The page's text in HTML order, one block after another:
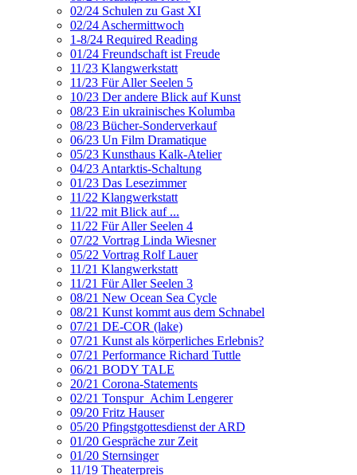
02/24 Schulen zu Gast XI
02/24 Aschermittwoch
1-8/24 Required Reading
01/24 Freundschaft ist Freude
11/23 Klangwerkstatt
11/23 Für Aller Seelen 5
10/23 Der andere Blick auf Kunst
08/23 Ein ukrainisches Kolumba
08/23 Bücher-Sonderverkauf
06/23 Un Film Dramatique
05/23 Kunsthaus Kalk-Atelier
04/23 Antarktis-Schaltung
01/23 Das Lesezimmer
11/22 Klangwerkstatt
11/22 mit Blick auf ...
11/22 Für Aller Seelen 4
07/22 Vortrag Linda Wiesner
05/22 Vortrag Rolf Lauer
11/21 Klangwerkstatt
11/21 Für Aller Seelen 3
08/21 New Ocean Sea Cycle
08/21 Kunst kommt aus dem Schnabel
07/21 DE-COR (lake)
07/21 Kunst als körperliches Erlebnis?
07/21 Performance Richard Tuttle
06/21 BODY TALE
20/21 Corona-Statements
02/21 Tonspur_Achim Lengerer
09/20 Fritz Hauser
05/20 Pfingstgottesdienst der ARD
01/20 Gespräche zur Zeit
01/20 Sternsinger
11/19 Theaterpreis